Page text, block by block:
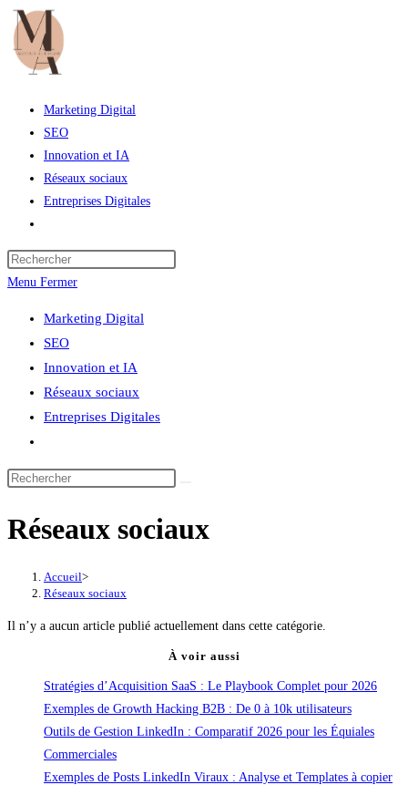
Skip
content
Marketing Digital
SEO
Innovation et IA
Réseaux sociaux
Entreprises Digitales
search
Menu Fermer
Marketing Digital
SEO
Innovation et IA
Réseaux sociaux
Entreprises Digitales
search
Rechercher
ce
Réseaux sociaux
Accueil>
Réseaux sociaux
Il n’y a aucun article publié actuellement dans cette catégorie.
À voir aussi
Stratégies d’Acquisition SaaS : Le Playbook Complet pour 2026
Exemples de Growth Hacking B2B : De 0 à 10k utilisateurs
Outils de Gestion LinkedIn : Comparatif 2026 pour les Équiales
Commerciales
Exemples de Posts LinkedIn Viraux : Analyse et Templates à copier